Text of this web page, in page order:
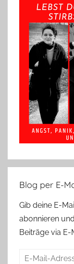
Blog per E-
Gib deine E-
abonnieren
Beiträge via E-
E-